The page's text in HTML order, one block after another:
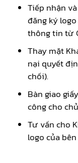
Tiếp nhận
đăng ký
thông tin từ
Thay mặt
nại quyết
chối).
Bàn giao
công cho
Tư vấn cho
logo của